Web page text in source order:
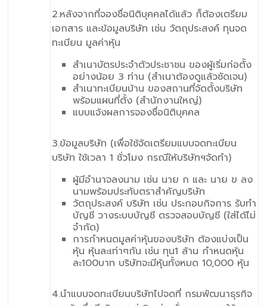
2.หลังจากที่จองชื่อนิติบุคคลได้แล้ว ก็ต้องเตรียม
เอกสาร และข้อมูลบริษัท เช่น วัตถุประสงค์ ทุนจด
ทะเบียน มูลค่าหุ้น
สำเนาบัตรประจำตัวประชาชน ของผู้เริ่มก่อตั้ง
อย่างน้อย 3 ท่าน (สำเนาต้องดูแล้วชัดเจน)
สำเนาทะเบียนบ้าน ของสถานที่จัดตั้งบริษัท
พร้อมแผนที่ตั้ง (สำนักงานใหญ่)
แบบแจ้งผลการจองชื่อนิติบุคคล
3.ข้อมูลบริษัท (เพื่อใช้จัดเตรียมแบบจดทะเบียน
บริษัท ใช้เวลา 1 ชั่วโมง กรณีให้บริษัทฯจัดทำ)
ผู้มีอำนาจลงนาม เช่น นาย ก และ นาย ข ลง
นามพร้อมประทับตราสำคัญบริษัท
วัตถุประสงค์ บริษัท เช่น ประกอบกิจการ รับทำ
บัญชี วางระบบบัญชี ตรวจสอบบัญชี (ใส่ได้ไม่
จำกัด)
การกำหนดมูลค่าหุ้นของบริษัท ต้องแบ่งเป็น
หุ้น หุ้นละเท่าๆกัน เช่น ทุน1 ล้าน กำหนดหุ้น
ละ100บาท บริษัทจะมีหุ้นทั้งหมด 10,000 หุ้น
4.นำแบบจดทะเบียนบริษัทไปจดที่ กรมพัฒนาธุรกิจ